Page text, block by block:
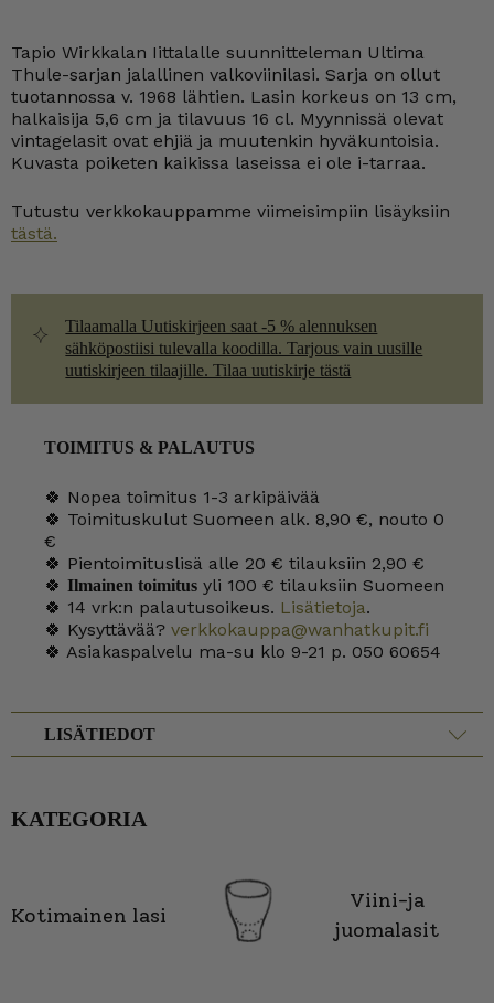
Tapio Wirkkalan Iittalalle suunnitteleman Ultima
Thule-sarjan jalallinen valkoviinilasi. Sarja on ollut
tuotannossa v. 1968 lähtien. Lasin korkeus on 13 cm,
halkaisija 5,6 cm ja tilavuus 16 cl. Myynnissä olevat
vintagelasit ovat ehjiä ja muutenkin hyväkuntoisia.
Kuvasta poiketen kaikissa laseissa ei ole i-tarraa.
Tutustu verkkokauppamme viimeisimpiin lisäyksiin
tästä.
Tilaamalla Uutiskirjeen saat -5 % alennuksen
sähköpostiisi tulevalla koodilla. Tarjous vain uusille
uutiskirjeen tilaajille. Tilaa uutiskirje tästä
TOIMITUS & PALAUTUS
🍀 Nopea toimitus 1-3 arkipäivää
🍀 Toimituskulut Suomeen alk. 8,90 €, nouto 0
€
🍀 Pientoimituslisä alle 20 € tilauksiin 2,90 €
🍀 Ilmainen toimitus yli 100 € tilauksiin Suomeen
🍀 14 vrk:n palautusoikeus. Lisätietoja.
🍀 Kysyttävää? verkkokauppa@wanhatkupit.fi
🍀 Asiakaspalvelu ma-su klo 9-21 p. 050 60654
LISÄTIEDOT
KATEGORIA
Kotimainen lasi
Viini-ja
juomalasit